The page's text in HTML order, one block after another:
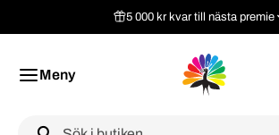
5 000 kr kvar till nästa premie
Meny
Label